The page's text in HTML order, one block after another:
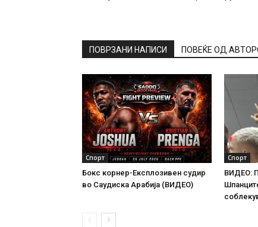
ПОВРЗАНИ НАПИСИ ПОВЕЌЕ ОД
Спорт
Бокс корнер-Експлозивен судир
во Саудиска Арабија (ВИДЕО)
Спорт
ВИДЕО: